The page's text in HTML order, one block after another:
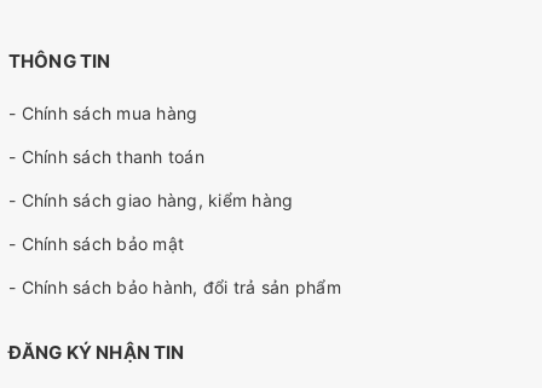
THÔNG TIN
- Chính sách mua hàng
- Chính sách thanh toán
- Chính sách giao hàng, kiểm hàng
- Chính sách bảo mật
- Chính sách bảo hành, đổi trả sản phẩm
ĐĂNG KÝ NHẬN TIN